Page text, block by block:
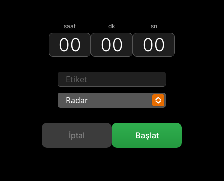
saat
00
dk
00
sn
00
Radar
İptal Başlat